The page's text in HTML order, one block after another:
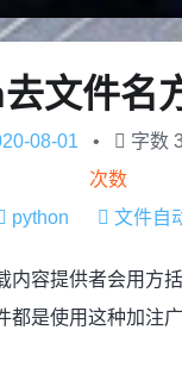
文件名
08-01 字数
次数
python
文件自
内容提供者会用方
都是使用这种加注